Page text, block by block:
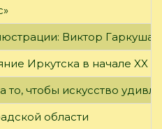
Виктор Гаркуша
Иркутска в начале XX
то, чтобы искусство
области